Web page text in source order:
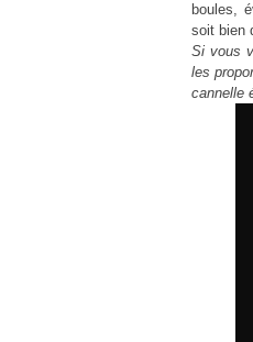
boules,
soit bien
Si vous
les
cannelle